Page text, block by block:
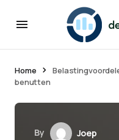
Home
benutten
By
Joep